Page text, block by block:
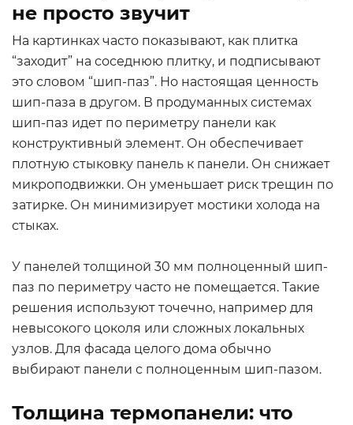
не просто звучит
На картинках часто показывают, как плитка
“заходит” на соседнюю плитку, и подписывают
это словом “шип-паз”. Но настоящая ценность
шип-паза в другом. В продуманных системах
шип-паз идет по периметру панели как
конструктивный элемент. Он обеспечивает
плотную стыковку панель к панели. Он снижает
микроподвижки. Он уменьшает риск трещин по
затирке. Он минимизирует мостики холода на
стыках.
У панелей толщиной 30 мм полноценный шип-
паз по периметру часто не помещается. Такие
решения используют точечно, например для
невысокого цоколя или сложных локальных
узлов. Для фасада целого дома обычно
выбирают панели с полноценным шип-пазом.
Толщина термопанели: что